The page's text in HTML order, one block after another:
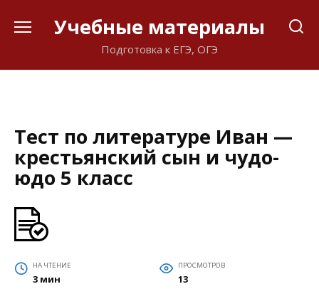
Учебные материалы
Подготовка к ЕГЭ, ОГЭ
Тест по литературе Иван —
крестьянский сын и чудо-
юдо 5 класс
НА ЧТЕНИЕ
3 мин
ПРОСМОТРОВ
13